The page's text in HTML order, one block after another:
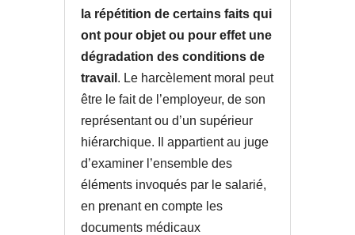
la répétition de certains faits qui
ont pour objet ou pour effet une
dégradation des conditions de
travail . Le harcèlement moral peut
être le fait de l’employeur, de son
représentant ou d’un supérieur
hiérarchique. Il appartient au juge
d’examiner l’ensemble des
éléments invoqués par le salarié,
en prenant en compte les
documents médicaux